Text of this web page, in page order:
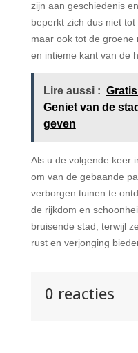
zijn aan geschiedenis
beperkt zich dus niet
maar ook tot de groene
en intieme kant van de
Lire aussi :
Geniet van de
geven
Als u de volgende keer
om van de gebaande
verborgen tuinen te
de rijkdom en
bruisende stad, terwijl
rust en verjonging
0 reacties